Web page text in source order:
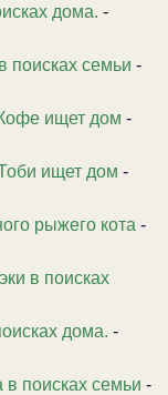
дома. -
поисках семьи -
ищет дом -
ищет дом -
рыжего кота -
в поисках
дома. -
поисках семьи -